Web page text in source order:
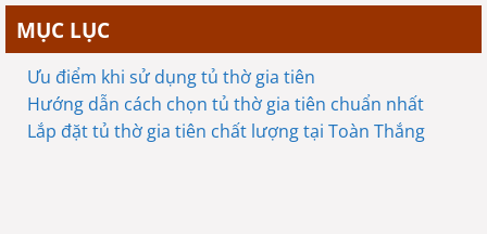
MỤC LỤC
Ưu điểm khi sử dụng tủ thờ gia tiên
Hướng dẫn cách chọn tủ thờ gia tiên chuẩn nhất
Lắp đặt tủ thờ gia tiên chất lượng tại Toàn Thắng